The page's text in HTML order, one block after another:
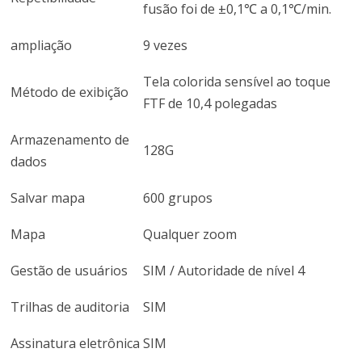
fusão foi de ±0,1℃ a 0,1℃/min.
ampliação 9 vezes
Método de exibição
Tela colorida sensível ao toque
FTF de 10,4 polegadas
Armazenamento de
dados
128G
Salvar mapa 600 grupos
Mapa Qualquer zoom
Gestão de usuários SIM / Autoridade de nível 4
Trilhas de auditoria SIM
Assinatura eletrônica SIM